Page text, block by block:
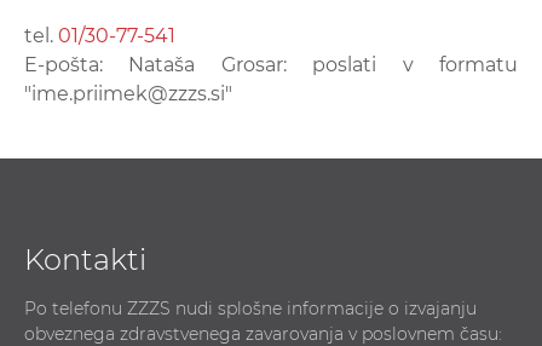
tel. 01/30-77-541
E-pošta: Nataša Grosar: poslati v formatu
"ime.priimek@zzzs.si"
Kontakti
Po telefonu ZZZS nudi splošne informacije o izvajanju
obveznega zdravstvenega zavarovanja v poslovnem času: